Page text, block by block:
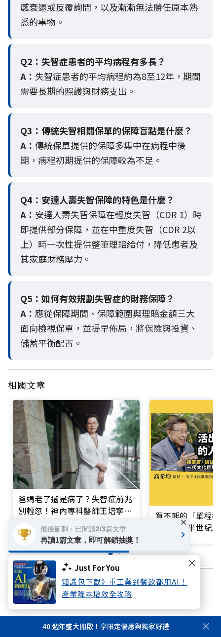
Just For You
知識包下載》重工業到餐飲都用AI！
產業降本增效全攻略
感衰退或反覆詢問，以及漸漸無法勝任原本熟
悉的事物。
Q2： 失智症患者的平均病程有多長？
A： 失智症患者的平均病程約為8至12年，期間
需要長期的照護與財務支出。
Q3： 傳統失智相關保單的保障盲點是什麼？
A： 傳統保單提供的保障多集中在病程中後
期，病程初期提供的保障較為不足。
Q4： 安達人壽失智保障的特色是什麼？
A： 安達人壽失智保障在輕度失智（CDR 1）時
即提供部分保障，並在中重度失智（CDR 2以
上）時一次性提供整筆理賠給付，降低患者及
其家庭財務壓力。
Q5： 如何有效規劃失智症的財務保障？
A： 應從保障期間、保障範圍與理賠金額三大
面向檢視保單，並提早佈局，將保險與投資、
儲蓄平衡配置。
相關文章
爸媽老了還是病了？失智症前兆
別輕忽！神內專科醫師王培寧呼
籲把握大腦黃金期
買不起的「單程
響台灣近半世紀
超高齡社會 失智 照護
40 週年盛大開啟！享限定優惠與獨家好禮
最後衝刺：已閱讀2/3篇文章
再讀1篇文章，即可解鎖抽獎！
×